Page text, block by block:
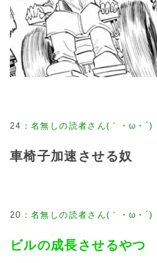
24 ：名無しの読者さん(｀・ω・´)
車椅子加速させる奴
20 ：名無しの読者さん(｀・ω・´)
ビルの成長させるやつ